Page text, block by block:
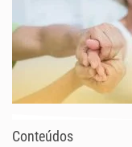
Conteúdos